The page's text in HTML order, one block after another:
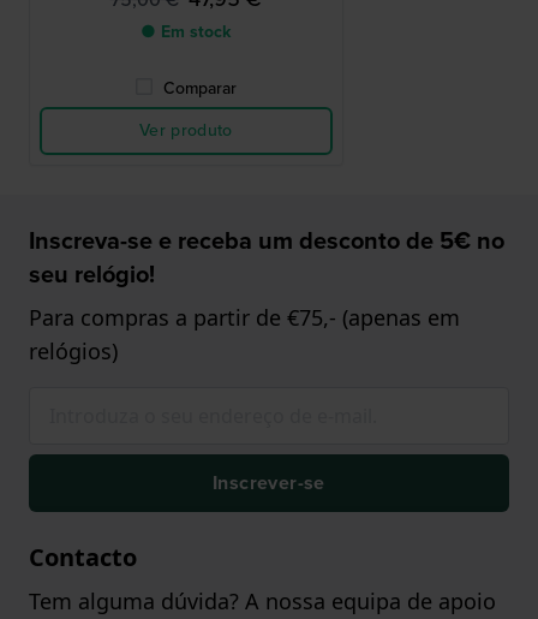
● Em stock
Comparar
Ver produto
Inscreva-se e receba um desconto de 5€ no
seu relógio!
Para compras a partir de €75,- (apenas em
relógios)
Inscrever-se
Contacto
Tem alguma dúvida? A nossa equipa de apoio